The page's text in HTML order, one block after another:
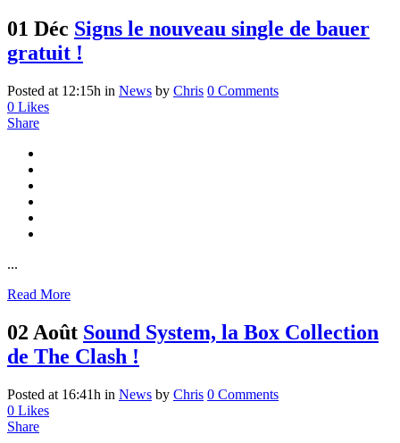
01 Déc Signs le nouveau single de bauer
gratuit !
Posted at 12:15h in News by Chris 0 Comments
0 Likes
Share
...
Read More
02 Août Sound System, la Box Collection
de The Clash !
Posted at 16:41h in News by Chris 0 Comments
0 Likes
Share